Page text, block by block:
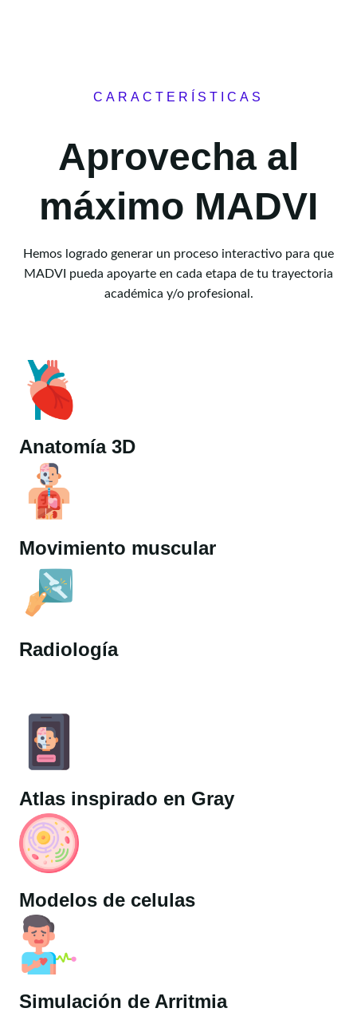
CARACTERÍSTICAS
Aprovecha al
máximo MADVI
Hemos logrado generar un proceso interactivo para que
MADVI pueda apoyarte en cada etapa de tu trayectoria
académica y/o profesional.
Anatomía 3D
Movimiento muscular
Radiología
Atlas inspirado en Gray
Modelos de celulas
Simulación de Arritmia